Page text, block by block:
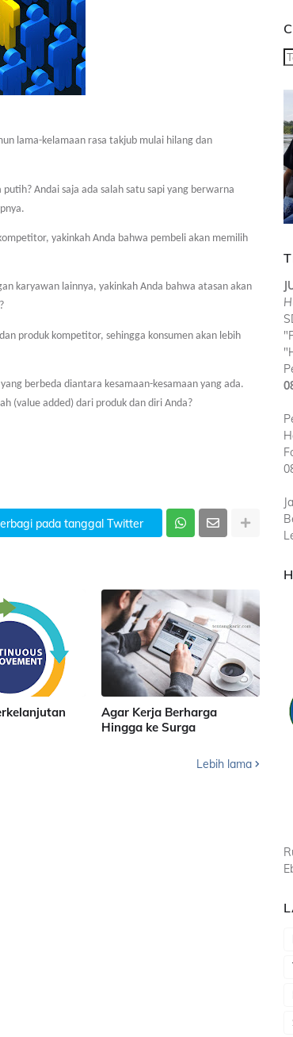
lama-kelamaan rasa takjub mulai hilang dan
Andai saja ada salah satu sapi yang berwarna
yakinkah Anda bahwa pembeli akan memilih
karyawan lainnya, yakinkah Anda bahwa atasan akan
produk kompetitor, sehingga konsumen akan lebih
berbeda diantara kesamaan-kesamaan yang ada.
(value added) dari produk dan diri Anda?
pada tanggal Twitter
Agar Kerja Berharga
Hingga ke Surga
Lebih lama